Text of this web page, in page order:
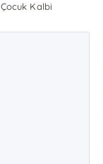
Çocuk Kalbi